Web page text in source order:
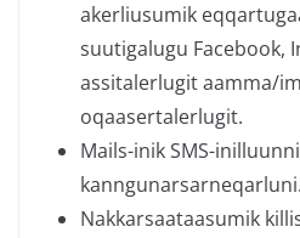
akerliusumik
suutigalugu Facebook,
assitalerlugit aamma/
oqaasertalerlugit.
Mails-inik SMS-
kanngunarsarneqarluni.
Nakkarsaataasumik